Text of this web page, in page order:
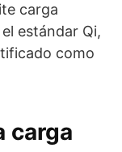
carga
estándar Qi,
como
carga